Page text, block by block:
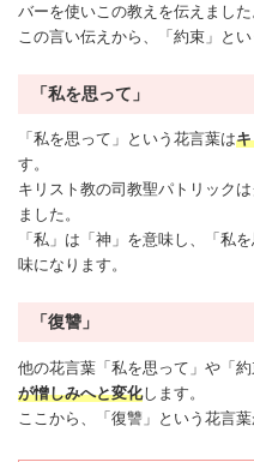
バーを使いこの教えを伝えました
この言い伝えから、「約束」と
「私を思って」
「私を思って」という花言葉は
す。
キリスト教の司教聖パトリック
ました。
「私」は「神」を意味し、「私
味になります。
「復讐」
他の花言葉「私を思って」や「約
が憎しみへと変化します。
ここから、「復讐」という花言葉